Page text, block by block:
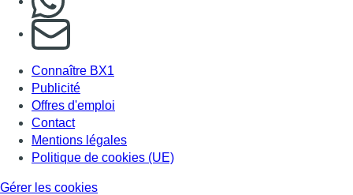
S'abonner à notre newsletter
Connaître BX1
Publicité
Offres d'emploi
Contact
Mentions légales
Politique de cookies (UE)
Gérer les cookies